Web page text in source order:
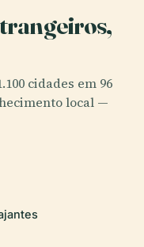
cidades em 96
local —